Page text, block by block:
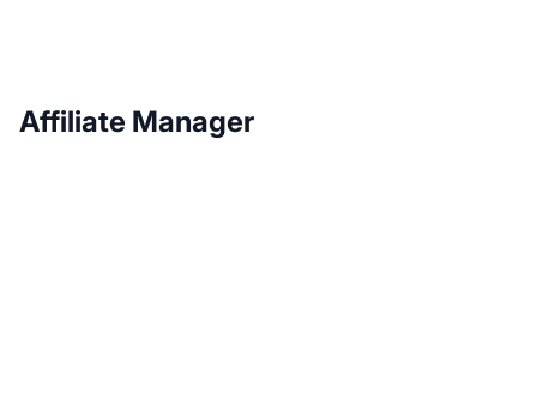
Affiliate Manager